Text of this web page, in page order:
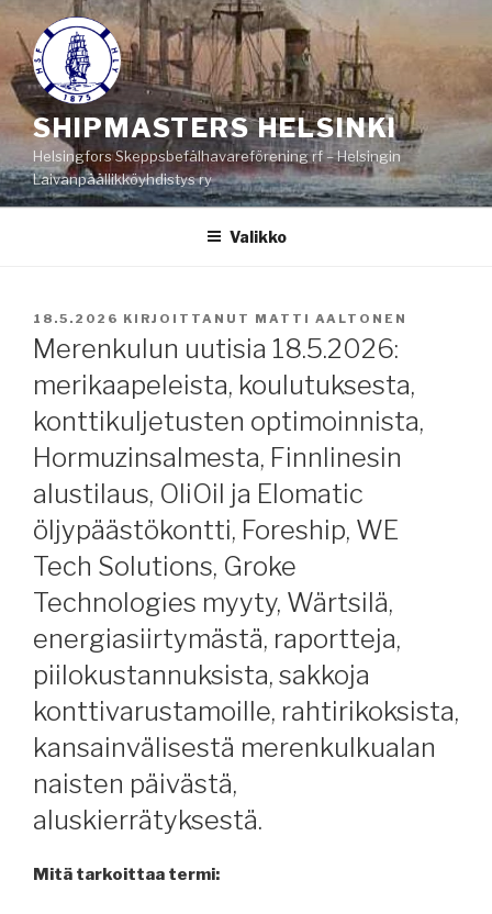
Siirry
sisältöön
SHIPMASTERS HELSINKI
Helsingfors Skeppsbefälhavareförening rf – Helsingin
Laivanpäällikköyhdistys ry
Valikko
JULKAISTU
18.5.2026 KIRJOITTANUT MATTI AALTONEN
Merenkulun uutisia 18.5.2026:
merikaapeleista, koulutuksesta,
konttikuljetusten optimoinnista,
Hormuzinsalmesta, Finnlinesin
alustilaus, OliOil ja Elomatic
öljypäästökontti, Foreship, WE
Tech Solutions, Groke
Technologies myyty, Wärtsilä,
energiasiirtymästä, raportteja,
piilokustannuksista, sakkoja
konttivarustamoille, rahtirikoksista,
kansainvälisestä merenkulkualan
naisten päivästä,
aluskierrätyksestä.
Mitä tarkoittaa termi: